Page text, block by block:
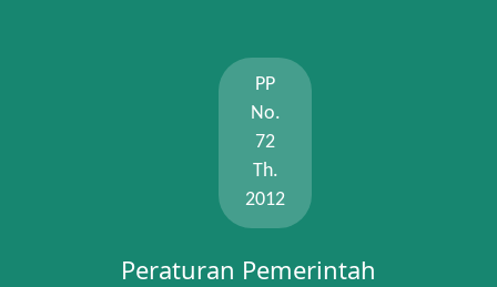
PP
No.
72
Th.
2012
Peraturan Pemerintah